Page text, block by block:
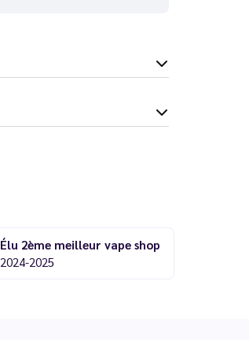
Élu 2ème meilleur vape shop
2024-2025